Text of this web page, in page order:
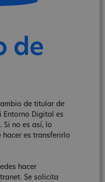
de
de titular de
Entorno Digital es
no es así, lo
hacer es transferirlo
hacer
Se solicita